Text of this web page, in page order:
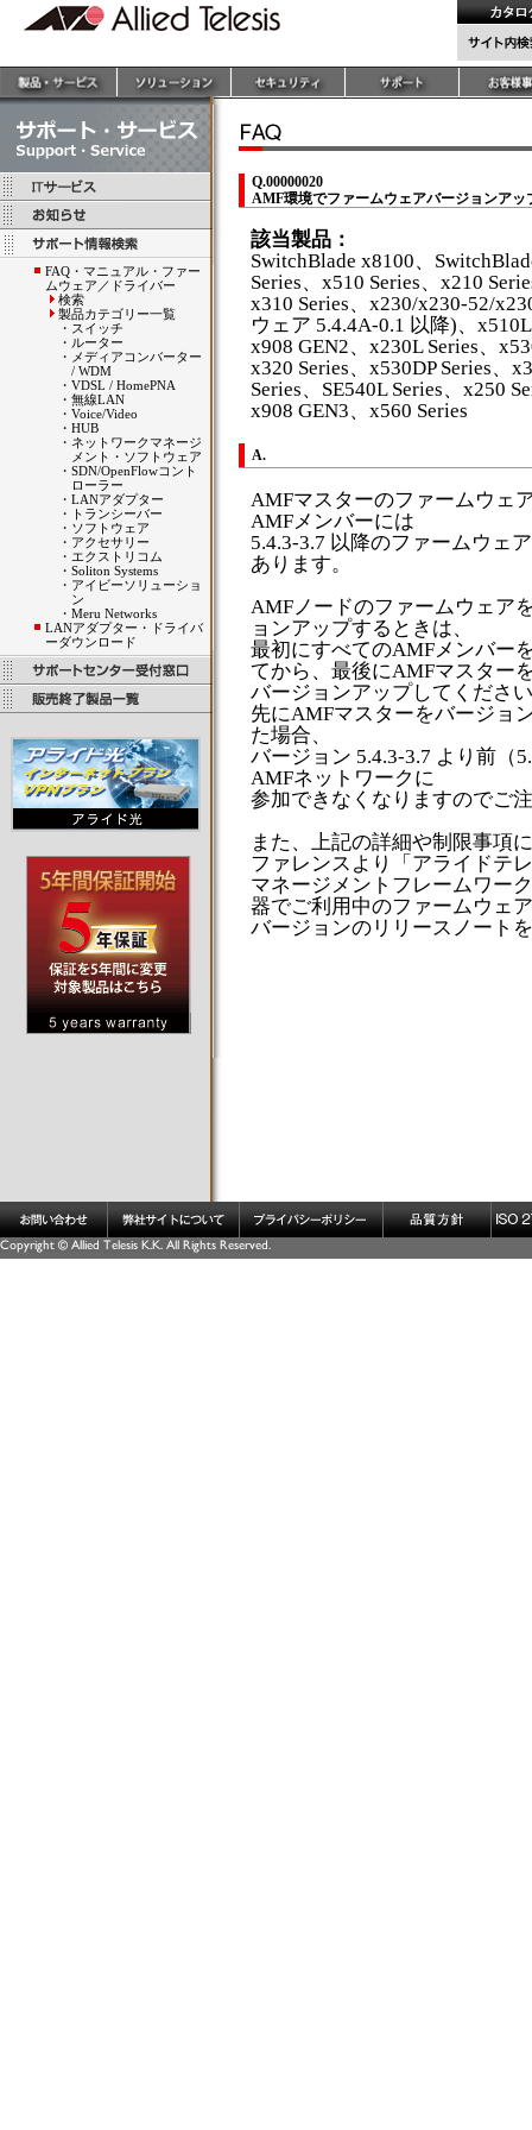
FAQ・マニュアル・ファー
ムウェア／ドライバー
検索
製品カテゴリー一覧
・ スイッチ
・ ルーター
・ メディアコンバーター
/ WDM
・ VDSL / HomePNA
・ 無線LAN
・ Voice/Video
・ HUB
・ ネットワークマネージ
メント・ソフトウェア
・ SDN/OpenFlowコント
ローラー
・ LANアダプター
・
トランシーバー
・ ソフトウェア
・ アクセサリー
・ エクストリコム
・ Soliton Systems
・ アイビーソリューショ
ン
・ Meru Networks
LANアダプター・ドライバ
ーダウンロード
Q.00000020
AMF環境でファームウェアバージョンア
該当製品：
SwitchBlade x8100、
Series、x510 Series、x210
x310 Series、x230/x230-52/
ウェア 5.4.4A-0.1 以降)、
x908 GEN2、x230L Series、
x320 Series、x530DP Series、
Series、SE540L Series、x250
x908 GEN3、x560 Series
A.
AMFマスターのファームウェ
AMFメンバーには
5.4.3-3.7 以降のファームウェ
あります。
AMFノードのファームウェア
ョンアップするときは、
最初にすべてのAMFメンバー
てから、最後にAMFマスター
バージョンアップしてくださ
先にAMFマスターをバージョ
た場合、
バージョン 5.4.3-3.7 より前（
AMFネットワークに
参加できなくなりますのでご
また、上記の詳細や制限事項
ファレンスより「アライドテ
マネージメントフレームワー
器でご利用中のファームウェア
バージョンのリリースノート